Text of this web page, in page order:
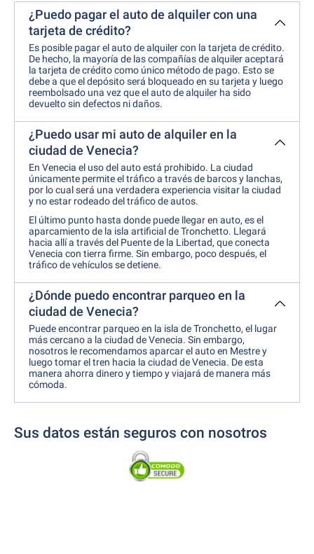
¿Puedo pagar el auto de alquiler con una
tarjeta de crédito?
Es posible pagar el auto de alquiler con la tarjeta de crédito.
De hecho, la mayoría de las compañías de alquiler aceptará
la tarjeta de crédito como único método de pago. Esto se
debe a que el depósito será bloqueado en su tarjeta y luego
reembolsado una vez que el auto de alquiler ha sido
devuelto sin defectos ni daños.
¿Puedo usar mi auto de alquiler en la
ciudad de Venecia?
En Venecia el uso del auto está prohibido. La ciudad
únicamente permite el tráfico a través de barcos y lanchas,
por lo cual será una verdadera experiencia visitar la ciudad
y no estar rodeado del tráfico de autos.
El último punto hasta donde puede llegar en auto, es el
aparcamiento de la isla artificial de Tronchetto. Llegará
hacia allí a través del Puente de la Libertad, que conecta
Venecia con tierra firme. Sin embargo, poco después, el
tráfico de vehículos se detiene.
¿Dónde puedo encontrar parqueo en la
ciudad de Venecia?
Puede encontrar parqueo en la isla de Tronchetto, el lugar
más cercano a la ciudad de Venecia. Sin embargo,
nosotros le recomendamos aparcar el auto en Mestre y
luego tomar el tren hacia la ciudad de Venecia. De esta
manera ahorra dinero y tiempo y viajará de manera más
cómoda.
Sus datos están seguros con nosotros